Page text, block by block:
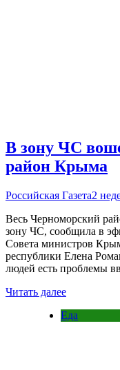
В зону ЧС
район Крыма
Российская Газета2
Весь Черноморский
зону ЧС, сообщила в
Совета министров
республики Елена
людей есть проблемы
Читать далее
Еда